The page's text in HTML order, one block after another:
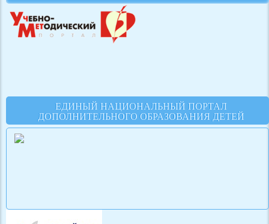
ЕДИНЫЙ НАЦИОНАЛЬНЫЙ ПОРТАЛ
ДОПОЛНИТЕЛЬНОГО ОБРАЗОВАНИЯ ДЕТЕЙ